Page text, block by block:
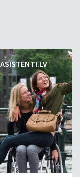
ASISTENTI.LV